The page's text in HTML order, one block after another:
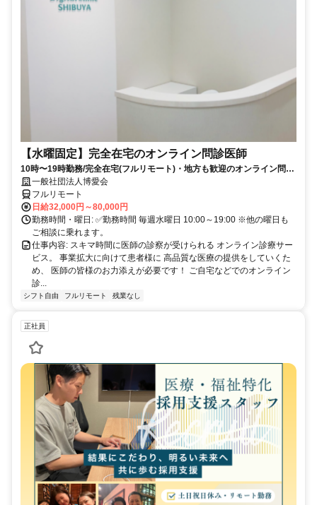
【水曜固定】完全在宅のオンライン問診医師
10時〜19時勤務/完全在宅(フルリモート)・地方も歓迎のオンライン問診
業務一般社団法人博愛会
フルリモート
日給32,000円～80,000円
勤務時間・曜日: ✅勤務時間 毎週水曜日 10:00～19:00 ※他の曜日も
ご相談に乗れます。
仕事内容: スキマ時間に医師の診察が受けられる オンライン診療サー
ビス。 事業拡大に向けて患者様に 高品質な医療の提供をしていくた
め、 医師の皆様のお力添えが必要です！ ご自宅などでのオンライン
診...
シフト自由 フルリモート 残業なし
正社員